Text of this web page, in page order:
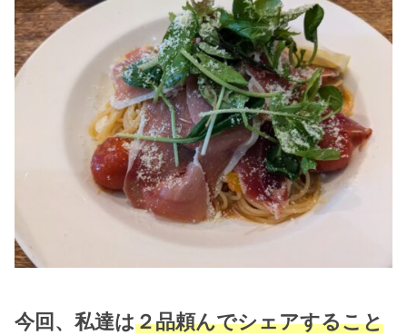
今回、私達は２品頼んでシェアすること